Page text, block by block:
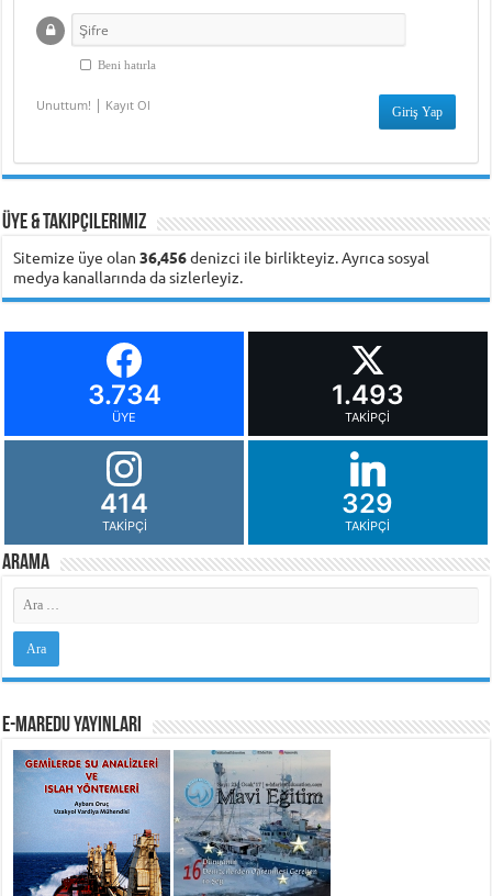
Beni hatırla
Unuttum! | Kayıt Ol
Üye & Takipçilerimiz
Sitemize üye olan36,456denizci ile birlikteyiz. Ayrıca sosyal
medya kanallarında da sizlerleyiz.
3.734
ÜYE
1.493
TAKIPÇI
414
TAKIPÇI
329
TAKIPÇI
Arama
e-MarEdu Yayınları